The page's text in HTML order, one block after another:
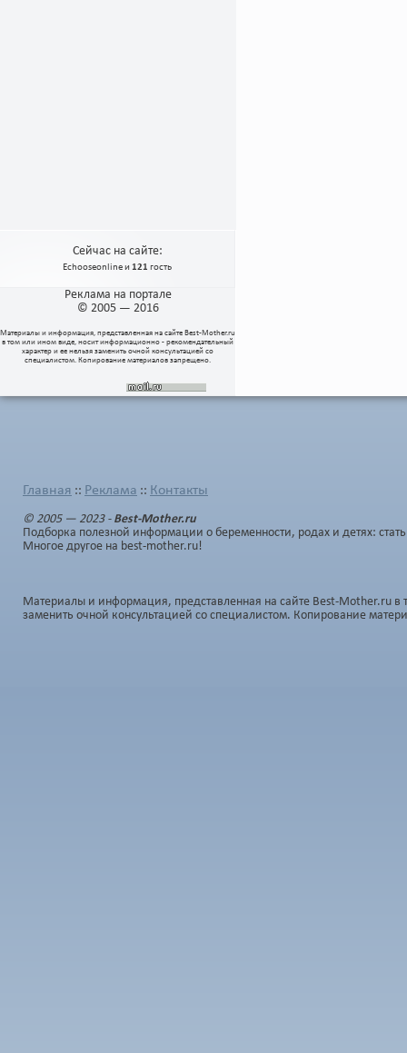
Сейчас на сайте:
Echooseonlineи121 гость
Реклама на портале
© 2005 — 2016
Материалы и информация, представленная на сайте Best-Mother.ru
в том или ином виде, носит информационно - рекомендательный
характер и ее нельзя заменить очной консультацией со
специалистом. Копирование материалов запрещено.
Главная :: Реклама :: Контакты
© 2005 — 2023 - Best-Mother.ru
Подборка полезной информации о беременности, родах и детях:
Многое другое на best-mother.ru!
Материалы и информация, представленная на сайте Best-Mother.ru
заменить очной консультацией со специалистом. Копирование